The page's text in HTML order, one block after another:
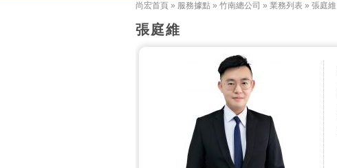
尚宏首頁 » 服務據點 » 竹南總公司 » 業務列表 » 張庭維
張庭維